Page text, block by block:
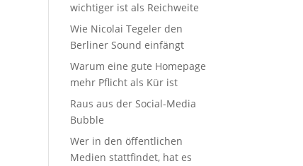
wichtiger ist als Reichweite
Wie Nicolai Tegeler den
Berliner Sound einfängt
Warum eine gute Homepage
mehr Pflicht als Kür ist
Raus aus der Social-Media
Bubble
Wer in den öffentlichen
Medien stattfindet, hat es